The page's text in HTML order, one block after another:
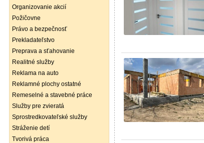
Organizovanie akcií
Požičovne
Právo a bezpečnosť
Prekladateľstvo
Preprava a sťahovanie
Realitné služby
Reklama na auto
Reklamné plochy ostatné
Remeselné a stavebné práce
Služby pre zvieratá
Sprostredkovateľské služby
Stráženie detí
Tvorivá práca